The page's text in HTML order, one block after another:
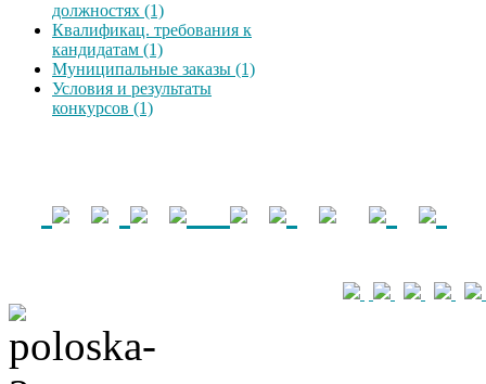
должностях (1)
Квалификац. требования к
кандидатам (1)
Муниципальные заказы (1)
Условия и результаты
конкурсов (1)